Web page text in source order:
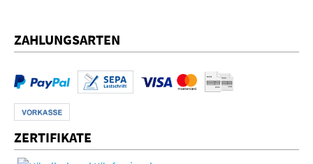
ZAHLUNGSARTEN
ZERTIFIKATE